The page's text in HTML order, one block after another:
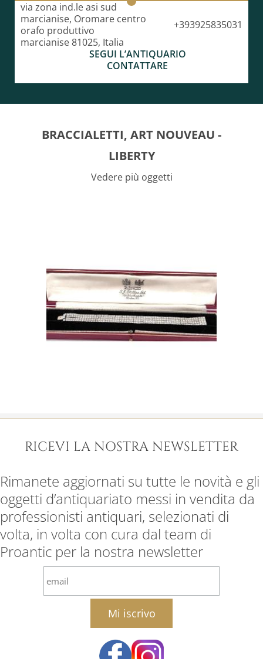
via zona ind.le asi sud
marcianise, Oromare centro
orafo produttivo
marcianise 81025, Italia
+393925835031
SEGUI L’ANTIQUARIO
CONTATTARE
BRACCIALETTI, ART NOUVEAU -
LIBERTY
Vedere più oggetti
RICEVI LA NOSTRA NEWSLETTER
Rimanete aggiornati su tutte le novità e gli
oggetti d’antiquariato messi in vendita da
professionisti antiquari, selezionati di
volta, in volta con cura dal team di
Proantic per la nostra newsletter
email